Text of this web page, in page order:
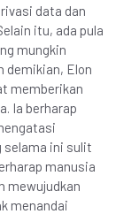
data dan
itu, ada pula
mungkin
demikian, Elon
memberikan
Ia berharap
selama ini sulit
manusia
mewujudkan
menandai